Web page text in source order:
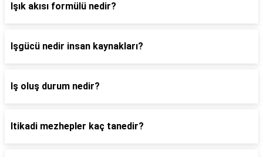
Işık akısı formülü nedir?
Işgücü nedir insan kaynakları?
Iş oluş durum nedir?
Itikadi mezhepler kaç tanedir?